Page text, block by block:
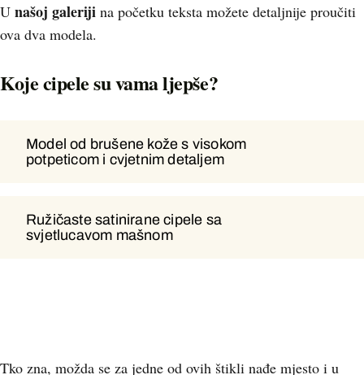
U našoj galeriji na početku teksta možete detaljnije proučiti
ova dva modela.
Koje cipele su vama ljepše?
Model od brušene kože s visokom
potpeticom i cvjetnim detaljem
Ružičaste satinirane cipele sa
svjetlucavom mašnom
Model od brušene kože s visokom
potpeticom i cvjetnim detaljem
Ružičaste satinirane cipele sa
svjetlucavom mašnom
Tko zna, možda se za jedne od ovih štikli nađe mjesto i u